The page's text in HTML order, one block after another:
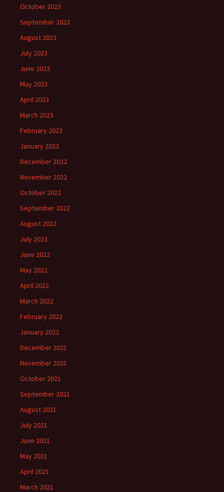
October 2023
September 2023
August 2023
July 2023
June 2023
May 2023
April 2023
March 2023
February 2023
January 2023
December 2022
November 2022
October 2022
September 2022
August 2022
July 2022
June 2022
May 2022
April 2022
March 2022
February 2022
January 2022
December 2021
November 2021
October 2021
September 2021
August 2021
July 2021
June 2021
May 2021
April 2021
March 2021